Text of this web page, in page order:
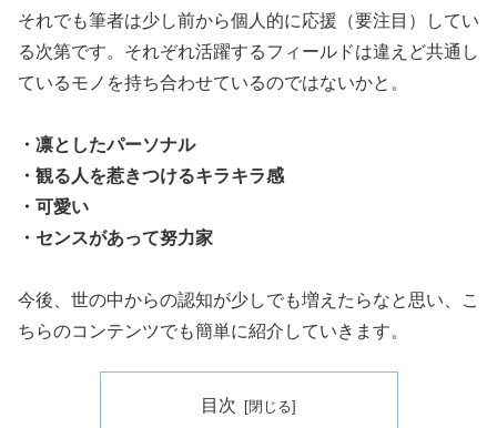
それでも筆者は少し前から個人的に応援（要注目）してい
る次第です。それぞれ活躍するフィールドは違えど共通し
ているモノを持ち合わせているのではないかと。
・凛としたパーソナル
・観る人を惹きつけるキラキラ感
・可愛い
・センスがあって努力家
今後、世の中からの認知が少しでも増えたらなと思い、こ
ちらのコンテンツでも簡単に紹介していきます。
目次